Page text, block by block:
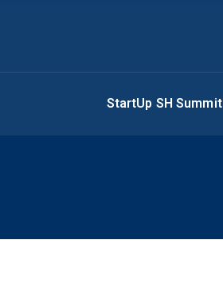
StartUp SH Summit